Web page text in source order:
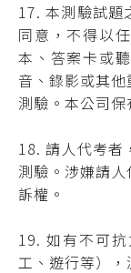
17. 本測驗試題
同意，不得以
本、答案卡或
音、錄影或其
測驗。本公司保
18. 請人代考者
測驗。涉嫌請
訴權。
19. 如有不可
工、遊行等），